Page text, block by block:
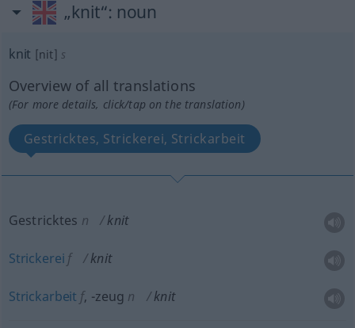
„knit“: noun
knit [nit] s
Overview of all translations
(For more details, click/tap on the translation)
Gestricktes, Strickerei, Strickarbeit
Gestricktes n knit
Strickerei f knit
Strickarbeit f, -zeug n knit